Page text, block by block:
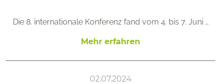
Die 8. internationale Konferenz fand vom 4. bis 7. Juni …
Mehr erfahren
02.07.2024